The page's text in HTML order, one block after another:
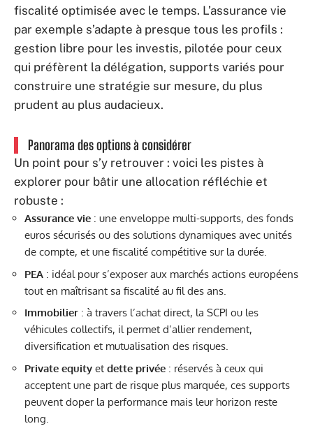
fiscalité optimisée avec le temps. L’assurance vie
par exemple s’adapte à presque tous les profils :
gestion libre pour les investis, pilotée pour ceux
qui préfèrent la délégation, supports variés pour
construire une stratégie sur mesure, du plus
prudent au plus audacieux.
Panorama des options à considérer
Un point pour s’y retrouver : voici les pistes à
explorer pour bâtir une allocation réfléchie et
robuste :
Assurance vie : une enveloppe multi-supports, des fonds
euros sécurisés ou des solutions dynamiques avec unités
de compte, et une fiscalité compétitive sur la durée.
PEA : idéal pour s’exposer aux marchés actions européens
tout en maîtrisant sa fiscalité au fil des ans.
Immobilier : à travers l’achat direct, la SCPI ou les
véhicules collectifs, il permet d’allier rendement,
diversification et mutualisation des risques.
Private equity et dette privée : réservés à ceux qui
acceptent une part de risque plus marquée, ces supports
peuvent doper la performance mais leur horizon reste
long.